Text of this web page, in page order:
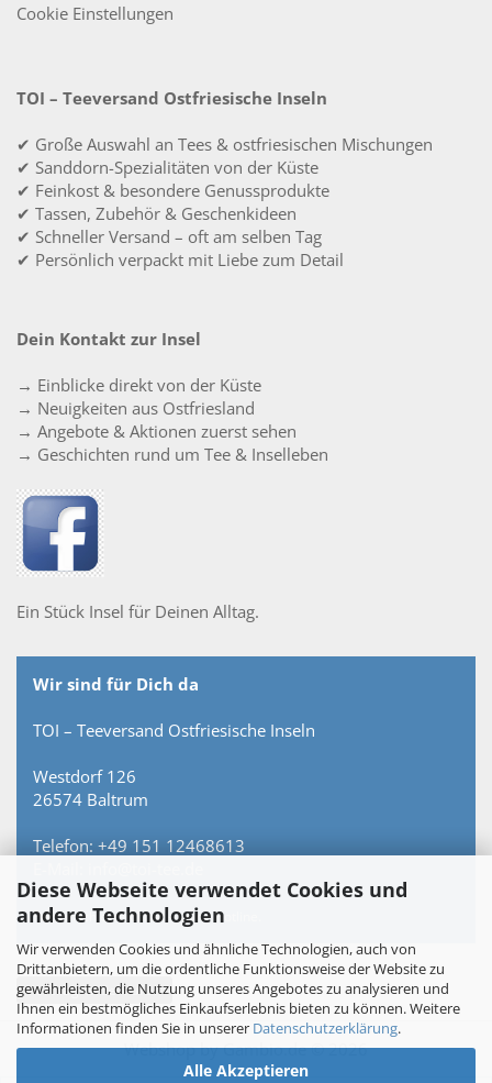
Diese Webseite verwendet Cookies und
andere Technologien
Wir verwenden Cookies und ähnliche Technologien, auch von
Drittanbietern, um die ordentliche Funktionsweise der Website zu
gewährleisten, die Nutzung unseres Angebotes zu analysieren und
Ihnen ein bestmögliches Einkaufserlebnis bieten zu können. Weitere
Informationen finden Sie in unserer Datenschutzerklärung.
Alle Akzeptieren
Cookie Einstellungen
TOI – Teeversand Ostfriesische Inseln
✔ Große Auswahl an Tees & ostfriesischen Mischungen
✔ Sanddorn-Spezialitäten von der Küste
✔ Feinkost & besondere Genussprodukte
✔ Tassen, Zubehör & Geschenkideen
✔ Schneller Versand – oft am selben Tag
✔ Persönlich verpackt mit Liebe zum Detail
Dein Kontakt zur Insel
→ Einblicke direkt von der Küste
→ Neuigkeiten aus Ostfriesland
→ Angebote & Aktionen zuerst sehen
→ Geschichten rund um Tee & Inselleben
Ein Stück Insel für Deinen Alltag.
Wir sind für Dich da
TOI – Teeversand Ostfriesische Inseln
Westdorf 126
26574 Baltrum
Telefon: +49 151 12468613
Persönlich erreichbar – keine Hotline.
Vertrag widerrufen
Webshopby Gambio.de © 2026